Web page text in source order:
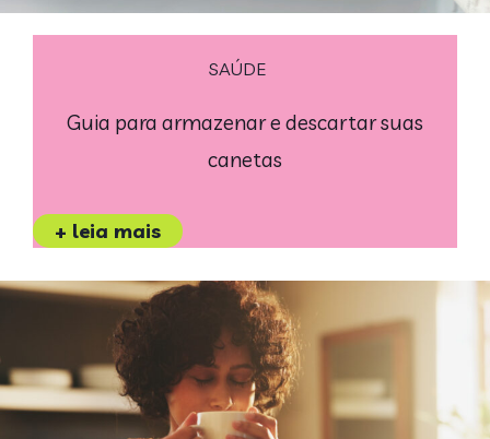
SAÚDE
Guia para armazenar e descartar suas
canetas
+ leia mais